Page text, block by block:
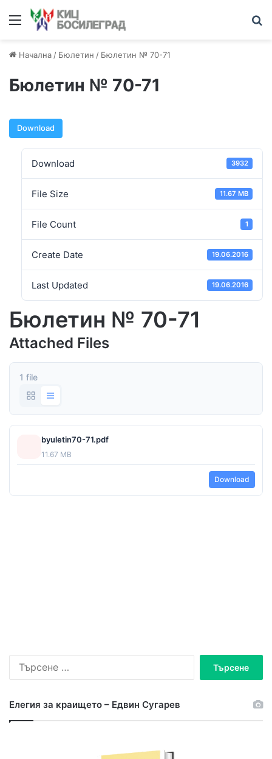
Начална / Бюлетин / Бюлетин № 70-71
Бюлетин № 70-71
Download
Download 3932
File Size 11.67 MB
File Count 1
Create Date 19.06.2016
Last Updated 19.06.2016
Бюлетин № 70-71
Attached Files
1 file
byuletin70-71.pdf
11.67 MB
Download
Елегия за краището – Едвин Сугарев